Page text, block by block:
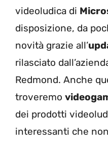
videoludica di
disposizione, da
novità grazie all’
rilasciato
Redmond. Anche
troveremo
dei prodotti
interessanti che